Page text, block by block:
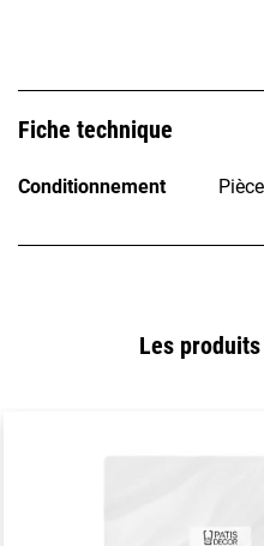
Fiche technique
Conditionnement Pièce
Les